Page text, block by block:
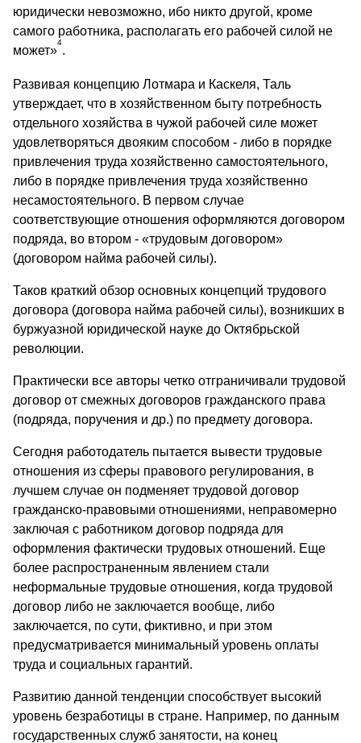
юридически невозможно, ибо никто другой, кроме
самого работника, располагать его рабочей силой не
может»
4
.
Развивая концепцию Лотмара и Каскеля, Таль
утверждает, что в хозяйственном быту потребность
отдельного хозяйства в чужой рабочей силе может
удовлетворяться двояким способом - либо в порядке
привлечения труда хозяйственно самостоятельного,
либо в порядке привлечения труда хозяйственно
несамостоятельного. В первом случае
соответствующие отношения оформляются договором
подряда, во втором - «трудовым договором»
(договором найма рабочей силы).
Таков краткий обзор основных концепций трудового
договора (договора найма рабочей силы), возникших в
буржуазной юридической науке до Октябрьской
революции.
Практически все авторы четко отграничивали трудовой
договор от смежных договоров гражданского права
(подряда, поручения и др.) по предмету договора.
Сегодня работодатель пытается вывести трудовые
отношения из сферы правового регулирования, в
лучшем случае он подменяет трудовой договор
гражданско-правовыми отношениями, неправомерно
заключая с работником договор подряда для
оформления фактически трудовых отношений. Еще
более распространенным явлением стали
неформальные трудовые отношения, когда трудовой
договор либо не заключается вообще, либо
заключается, по сути, фиктивно, и при этом
предусматривается минимальный уровень оплаты
труда и социальных гарантий.
Развитию данной тенденции способствует высокий
уровень безработицы в стране. Например, по данным
государственных служб занятости, на конец